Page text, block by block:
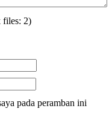
files: 2)
pada peramban ini